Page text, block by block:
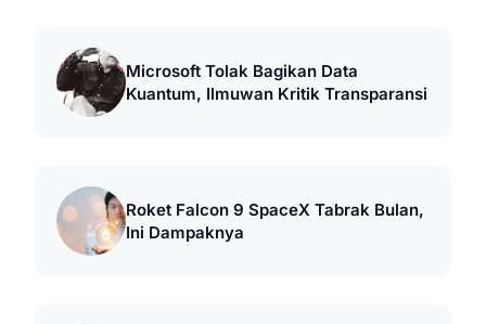
Microsoft Tolak Bagikan Data
Kuantum, Ilmuwan Kritik Transparansi
Roket Falcon 9 SpaceX Tabrak Bulan,
Ini Dampaknya